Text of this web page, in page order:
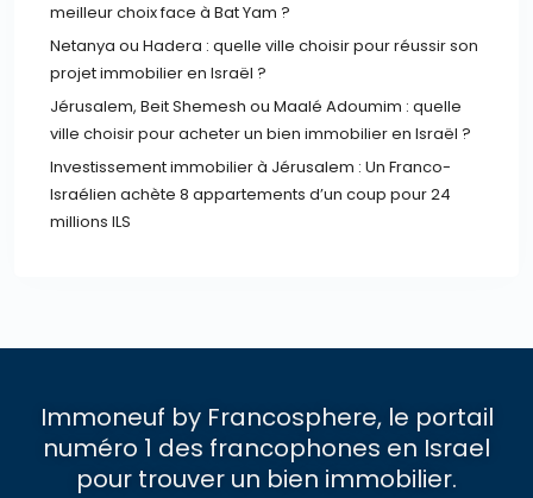
meilleur choix face à Bat Yam ?
Netanya ou Hadera : quelle ville choisir pour réussir son
projet immobilier en Israël ?
Jérusalem, Beit Shemesh ou Maalé Adoumim : quelle
ville choisir pour acheter un bien immobilier en Israël ?
Investissement immobilier à Jérusalem : Un Franco-
Israélien achète 8 appartements d’un coup pour 24
millions ILS
Immoneuf by Francosphere, le portail
numéro 1 des francophones en Israel
pour trouver un bien immobilier.